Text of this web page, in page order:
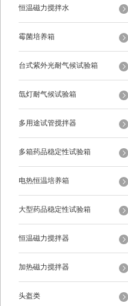
恒温磁力搅拌水
霉菌培养箱
台式紫外光耐气候试验箱
氙灯耐气候试验箱
多用途试管搅拌器
多箱药品稳定性试验箱
电热恒温培养箱
大型药品稳定性试验箱
恒温磁力搅拌器
加热磁力搅拌器
头盔类